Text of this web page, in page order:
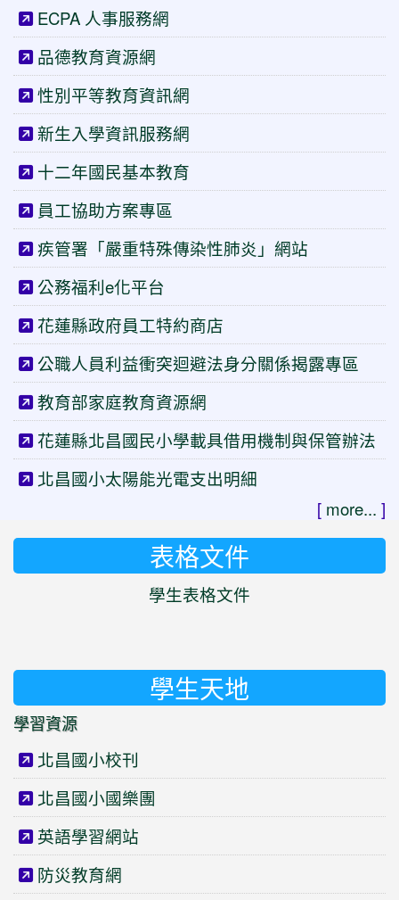
ECPA 人事服務網
品德教育資源網
性別平等教育資訊網
新生入學資訊服務網
十二年國民基本教育
員工協助方案專區
疾管署「嚴重特殊傳染性肺炎」網站
公務福利e化平台
花蓮縣政府員工特約商店
公職人員利益衝突迴避法身分關係揭露專區
教育部家庭教育資源網
花蓮縣北昌國民小學載具借用機制與保管辦法
北昌國小太陽能光電支出明細
[ more... ]
表格文件
學生表格文件
學生天地
學習資源
北昌國小校刊
北昌國小國樂團
英語學習網站
防災教育網